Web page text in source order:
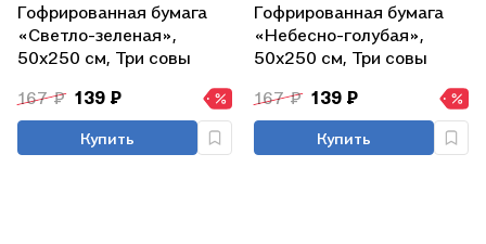
Гофрированная бумага
«Светло-зеленая»,
50х250 см, Три совы
167 ₽ 139 ₽
Купить
Гофрированная бумага
«Небесно-голубая»,
50х250 см, Три совы
167 ₽ 139 ₽
Купить